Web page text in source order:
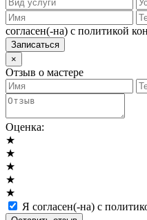
согласен(-на) с политикой
×
Отзыв о мастере
Оценка:
★
★
★
★
★
Я согласен(-на) с